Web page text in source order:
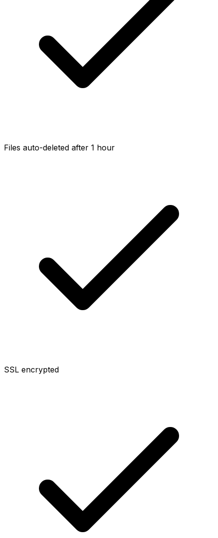
Files auto-deleted after 1 hour
SSL encrypted